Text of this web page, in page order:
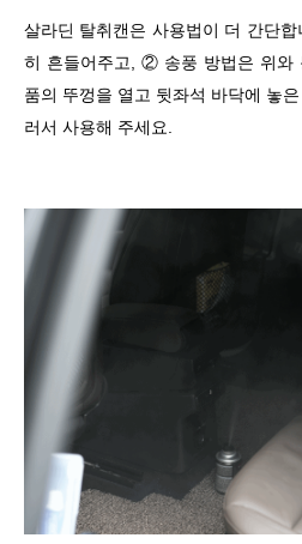
살라딘 탈취캔은 사용법이 더 간단
히 흔들어주고, ② 송풍 방법은 위와
품의 뚜껑을 열고 뒷좌석 바닥에 놓
러서 사용해 주세요.